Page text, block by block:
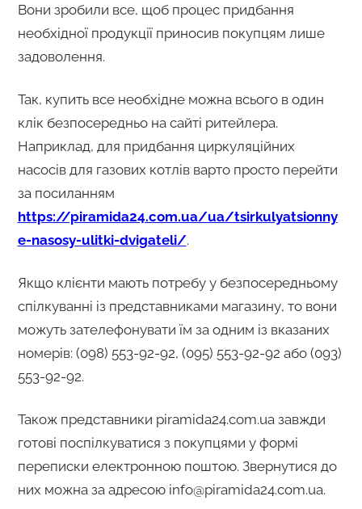
Вони зробили все, щоб процес придбання
необхідної продукції приносив покупцям лише
задоволення.
Так, купить все необхідне можна всього в один
клік безпосередньо на сайті ритейлера.
Наприклад, для придбання циркуляційних
насосів для газових котлів варто просто перейти
за посиланням
https://piramida24.com.ua/ua/tsirkulyatsionny
e-nasosy-ulitki-dvigateli/.
Якщо клієнти мають потребу у безпосередньому
спілкуванні із представниками магазину, то вони
можуть зателефонувати їм за одним із вказаних
номерів: (098) 553-92-92, (095) 553-92-92 або (093)
553-92-92.
Також представники piramida24.com.ua завжди
готові поспілкуватися з покупцями у формі
переписки електронною поштою. Звернутися до
них можна за адресою info@piramida24.com.ua.